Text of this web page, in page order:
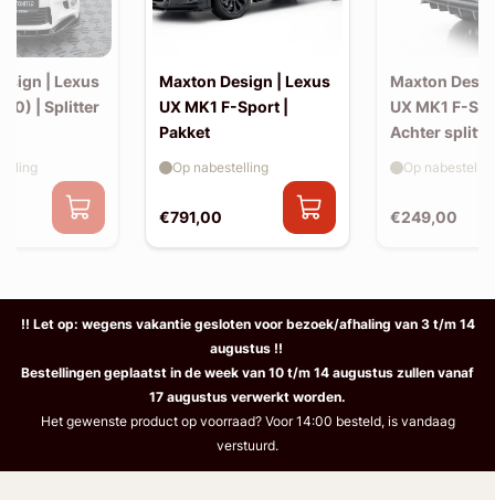
| Lexus
| Splitter
Maxton Design | Lexus
UX MK1 F-Sport |
Pakket
€791,00
Op nabestelling
Maxton
UX MK1 F-
Achter
€249,00
Op
!! Let op: wegens vakantie gesloten voor bezoek/afhaling van 3 t/m 14
augustus !!
Bestellingen geplaatst in de week van 10 t/m 14 augustus zullen vanaf
17 augustus verwerkt worden.
Het gewenste product op voorraad? Voor 14:00 besteld, is vandaag
verstuurd.